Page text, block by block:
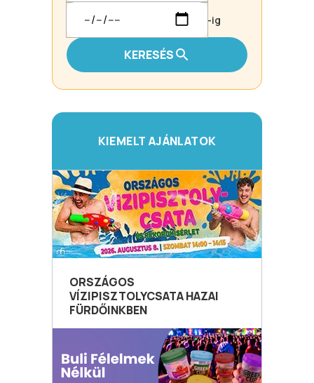
-ig
KERESÉS
KIEMELT AJÁNLATOK
ORSZÁGOS
VÍZIPISZTOLYCSATA HAZAI
FÜRDŐINKBEN